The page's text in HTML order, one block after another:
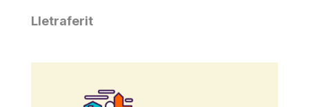
Lletraferit